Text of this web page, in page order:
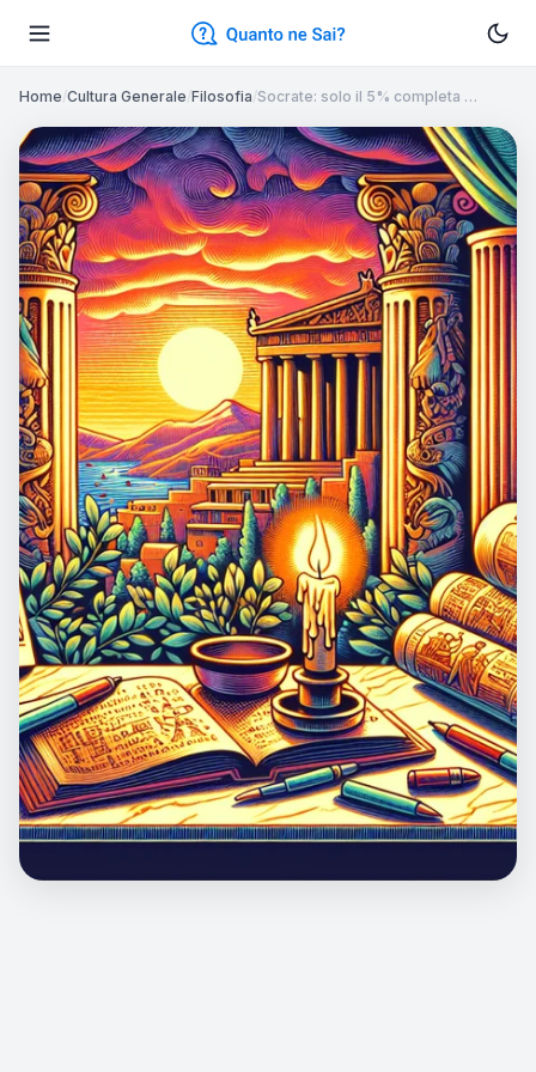
Home/Cultura Generale/Filosofia/Socrate: solo il 5% completa …